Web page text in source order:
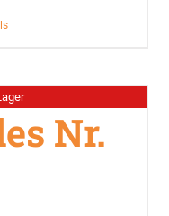
Nr.